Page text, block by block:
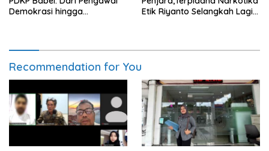
Demokrasi hingga
Etik Riyanto Selangkah Lagi
Recommendation for You